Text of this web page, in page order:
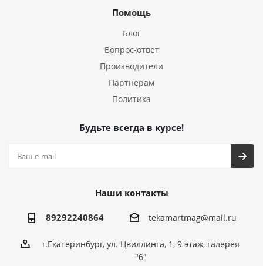
Помощь
Блог
Вопрос-ответ
Производители
Партнерам
Политика
Будьте всегда в курсе!
Наши контакты
89292240864 tekamartmag@mail.ru
г.Екатеринбург, ул. Цвиллинга, 1, 9 этаж, галерея
"б"